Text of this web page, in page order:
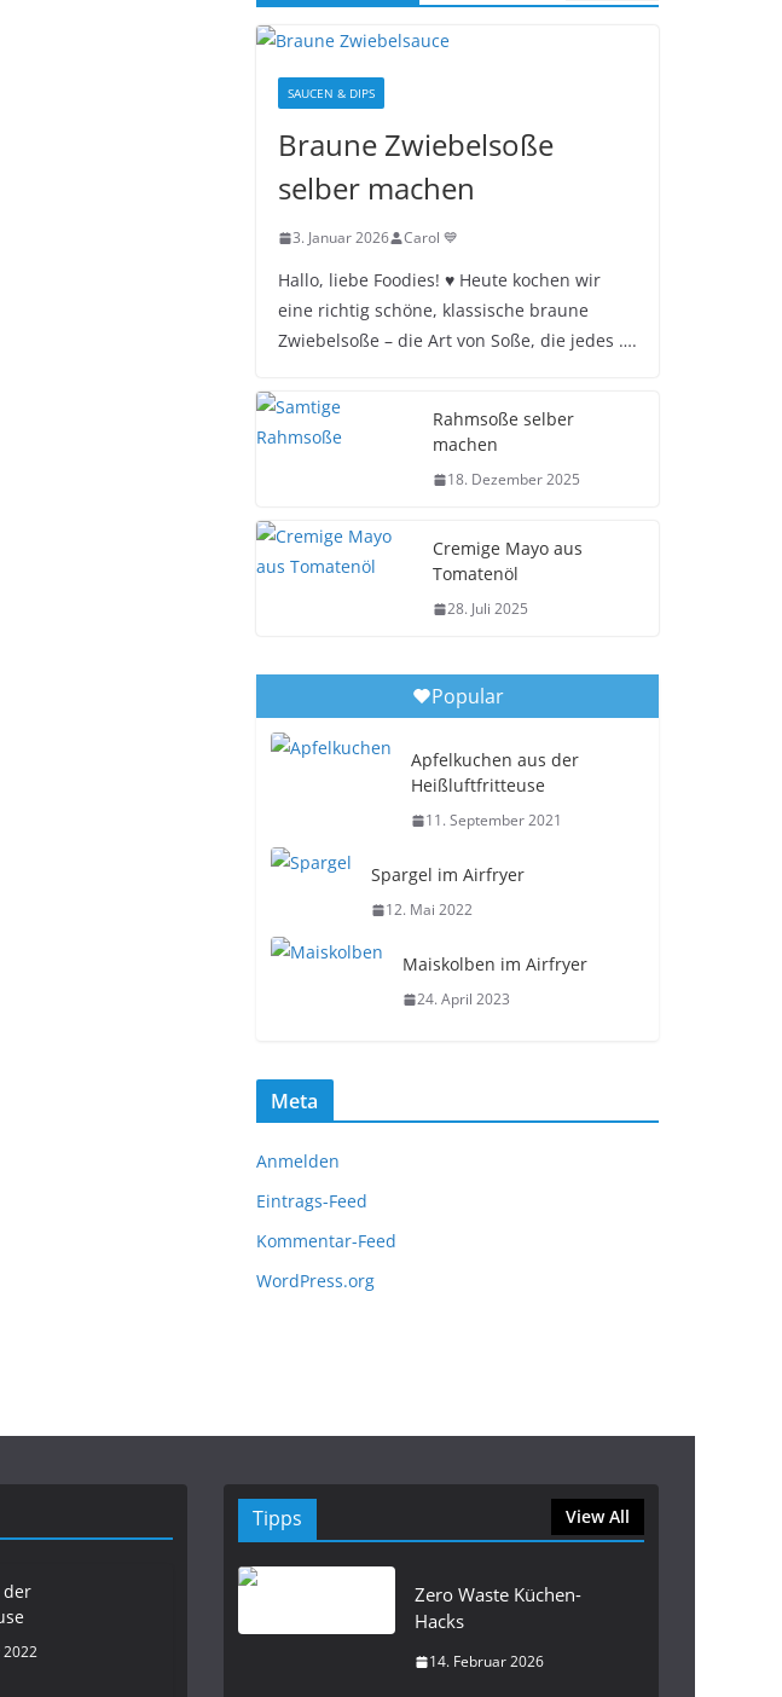
SAUCEN & DIPS
Braune Zwiebelsoße
selber machen
3. Januar 2026 Carol 💙
Hallo, liebe Foodies! ♥︎ Heute kochen wir
eine richtig schöne, klassische braune
Zwiebelsoße – die Art von Soße, die jedes ….
Rahmsoße selber
machen
18. Dezember 2025
Cremige Mayo aus
Tomatenöl
28. Juli 2025
Popular
Apfelkuchen aus der
Heißluftfritteuse
11. September 2021
Spargel im Airfryer
12. Mai 2022
Maiskolben im Airfryer
24. April 2023
Meta
Anmelden
Eintrags-Feed
Kommentar-Feed
WordPress.org
der
2022
Tipps View All
Zero Waste Küchen-
Hacks
14. Februar 2026